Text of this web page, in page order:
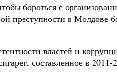
бороться с
преступности в Молдове
властей и
составленное в